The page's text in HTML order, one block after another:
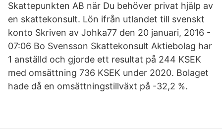
Skattepunkten AB när Du behöver privat hjälp av
en skattekonsult. Lön ifrån utlandet till svenskt
konto Skriven av Johka77 den 20 januari, 2016 -
07:06 Bo Svensson Skattekonsult Aktiebolag har
1 anställd och gjorde ett resultat på 244 KSEK
med omsättning 736 KSEK under 2020. Bolaget
hade då en omsättningstillväxt på -32,2 %.